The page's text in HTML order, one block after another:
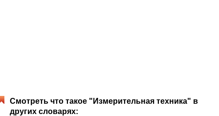
Смотреть что такое "Измерительная техника" в
других словарях: